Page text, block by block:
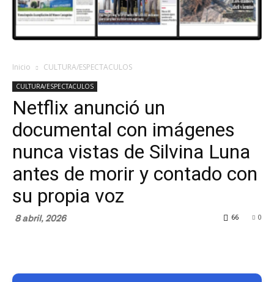
Inicio CULTURA/ESPECTACULOS
CULTURA/ESPECTACULOS
Netflix anunció un
documental con imágenes
nunca vistas de Silvina Luna
antes de morir y contado con
su propia voz
8 abril, 2026 0
66